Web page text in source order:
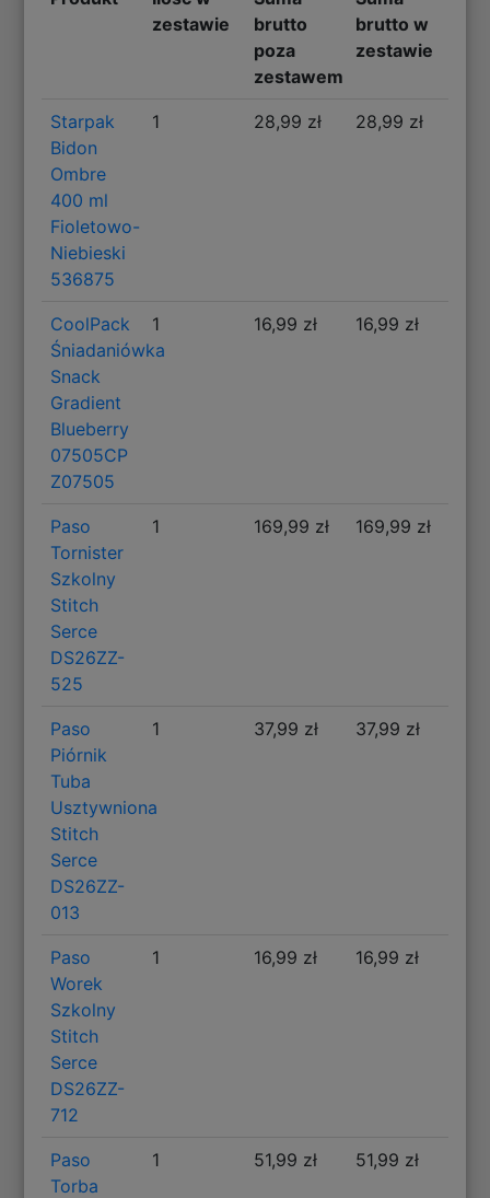
zestawie
brutto
poza
zestawem
brutto w
zestawie
Starpak
Bidon
Ombre
400 ml
Fioletowo-
Niebieski
536875
1 28,99 zł 28,99 zł
CoolPack
Śniadaniówka
Snack
Gradient
Blueberry
07505CP
Z07505
1 16,99 zł 16,99 zł
Paso
Tornister
Szkolny
Stitch
Serce
DS26ZZ-
525
1 169,99 zł 169,99 zł
Paso
Piórnik
Tuba
Usztywniona
Stitch
Serce
DS26ZZ-
013
1 37,99 zł 37,99 zł
Paso
Worek
Szkolny
Stitch
Serce
DS26ZZ-
712
1 16,99 zł 16,99 zł
Paso
Torba
1 51,99 zł 51,99 zł